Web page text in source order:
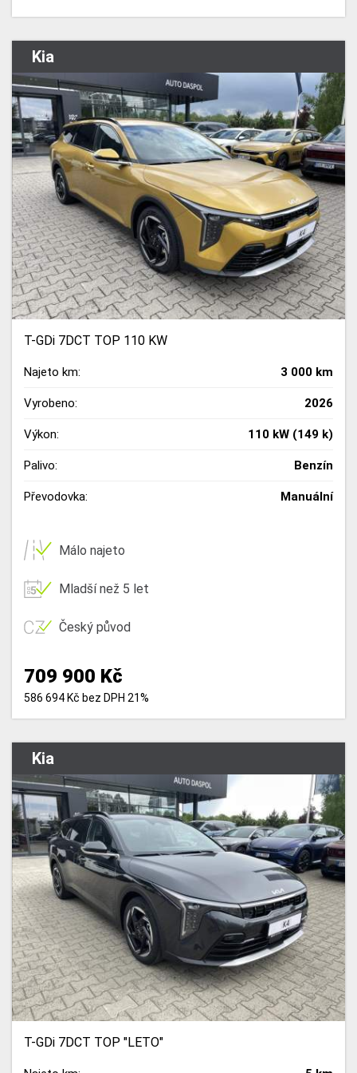
Kia
T-GDi 7DCT TOP 110 KW
Najeto km: 3 000 km
Vyrobeno: 2026
Výkon: 110 kW (149 k)
Palivo: Benzín
Převodovka: Manuální
Málo najeto
Mladší než 5 let
Český původ
709 900 Kč
586 694 Kč bez DPH 21%
Kia
T-GDi 7DCT TOP "LETO"